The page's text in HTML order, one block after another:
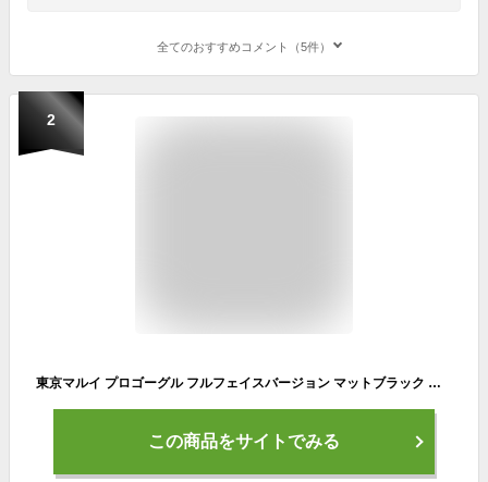
全てのおすすめコメント（5件）
2
東京マルイ プロゴーグル フルフェイスバージョン マットブラック （サバゲー ゴーグル マスク）
この商品をサイトでみる